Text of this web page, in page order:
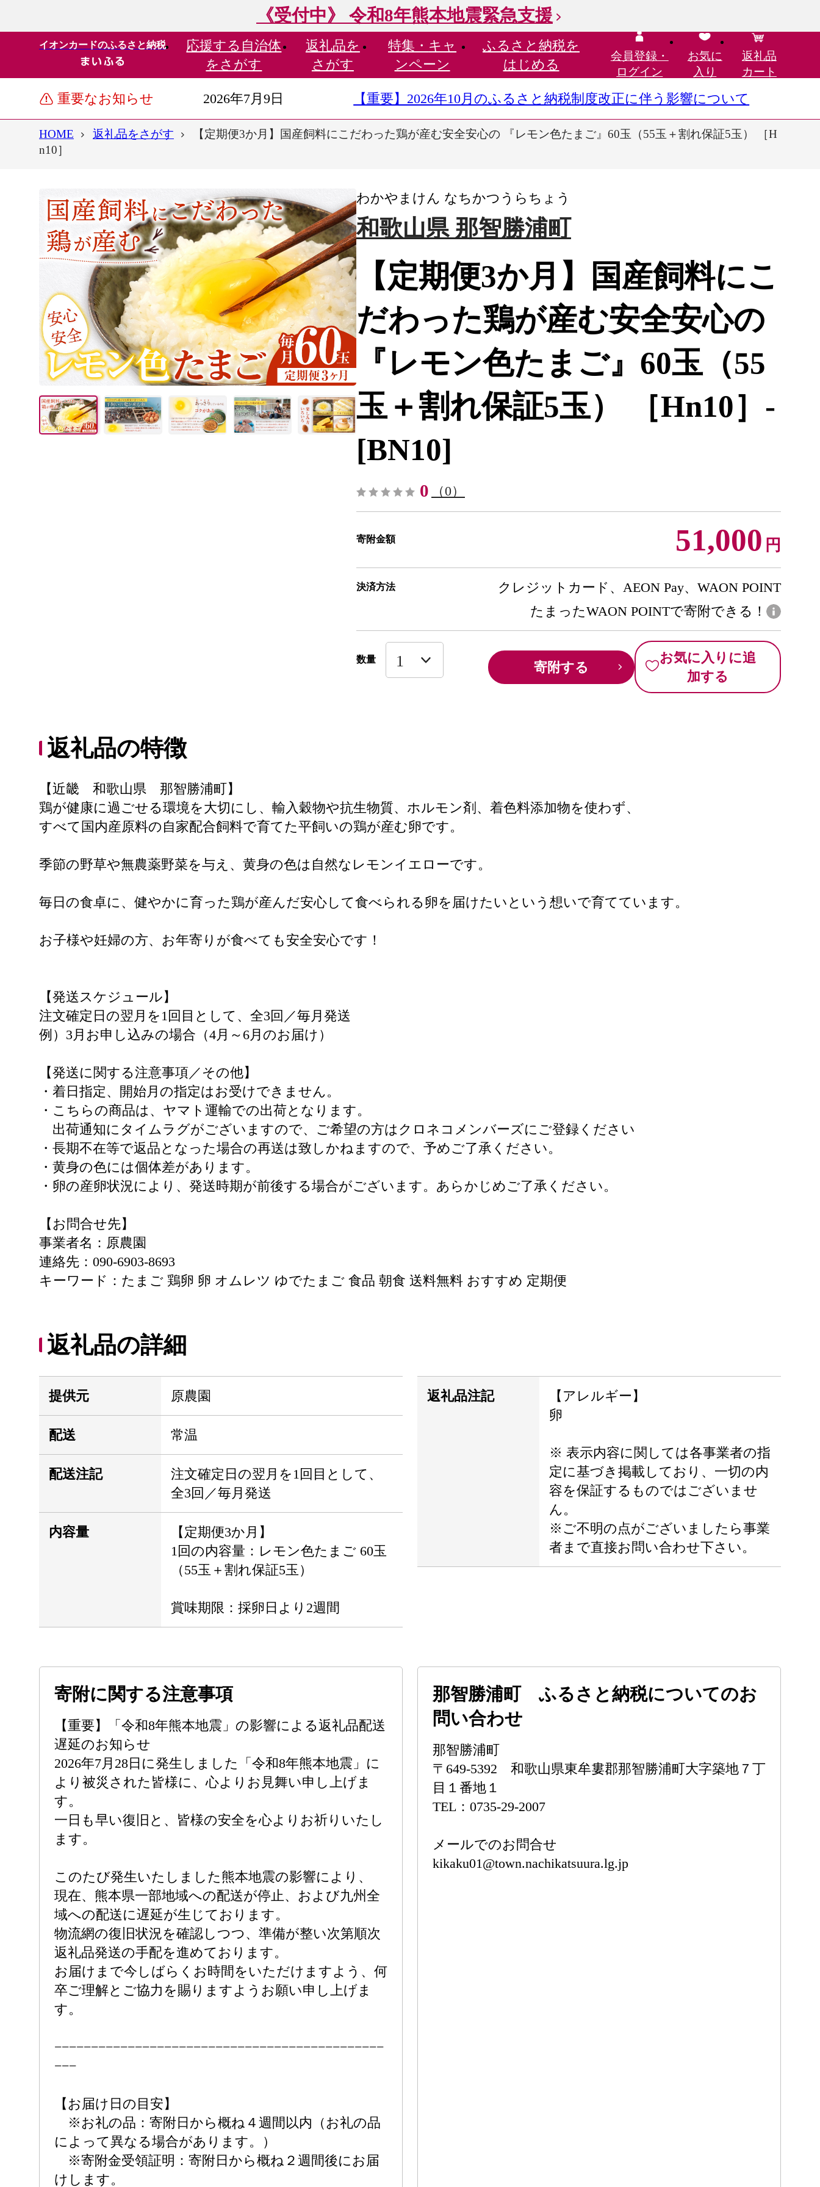
《受付中》 令和8年熊本地震緊急支援
イオンカードのふるさと納税 応援する 自治体
をさがす
返礼品を
さがす
特集・ キャ
ンペーン
ふるさと納税を
はじめる
会員登録・
ログイン
お気に
入り
返礼品
カート
重要なお知らせ 2026年7月9日 【重要】2026年10月のふるさと納税制度改正に伴う影響について
HOME 返礼品をさがす
【定期便3か月】国産飼料にこだわった鶏が産む安全安心の 『レモン色たまご』60玉（55玉＋割れ保証5玉） ［H
n10］
わかやまけん なちかつうらちょう
和歌山県 那智勝浦町
【定期便3か月】国産飼料にこ
だわった鶏が産む安全安心の
『レモン色たまご』60玉（55
玉＋割れ保証5玉） ［Hn10］-
[BN10]
0 （0）
寄附金額 51,000 円
決済方法
クレジットカード、AEON Pay、WAON POINT
たまったWAON POINTで寄附できる！
数量 寄附する
お気に入りに追
加する
返礼品の特徴
【近畿 和歌山県 那智勝浦町】
鶏が健康に過ごせる環境を大切にし、輸入穀物や抗生物質、ホルモン剤、着色料添加物を使わず、
すべて国内産原料の自家配合飼料で育てた平飼いの鶏が産む卵です。
季節の野草や無農薬野菜を与え、黄身の色は自然なレモンイエローです。
毎日の食卓に、健やかに育った鶏が産んだ安心して食べられる卵を届けたいという想いで育てています。
お子様や妊婦の方、お年寄りが食べても安全安心です！
【発送スケジュール】
注文確定日の翌月を1回目として、全3回／毎月発送
例）3月お申し込みの場合（4月～6月のお届け）
【発送に関する注意事項／その他】
・着日指定、開始月の指定はお受けできません。
・こちらの商品は、ヤマト運輸での出荷となります。
出荷通知にタイムラグがございますので、ご希望の方はクロネコメンバーズにご登録ください
・長期不在等で返品となった場合の再送は致しかねますので、予めご了承ください。
・黄身の色には個体差があります。
・卵の産卵状況により、発送時期が前後する場合がございます。あらかじめご了承ください。
【お問合せ先】
事業者名：原農園
連絡先：090-6903-8693
キーワード：たまご 鶏卵 卵 オムレツ ゆでたまご 食品 朝食 送料無料 おすすめ 定期便
返礼品の詳細
提供元 原農園
配送 常温
配送注記
注文確定日の翌月を1回目として、
全3回／毎月発送
内容量
【定期便3か月】
1回の内容量：レモン色たまご 60玉
（55玉＋割れ保証5玉）
賞味期限：採卵日より2週間
返礼品注記
【アレルギー】
卵
※ 表示内容に関しては各事業者の指
定に基づき掲載しており、一切の内
容を保証するものではございませ
ん。
※ご不明の点がございましたら事業
者まで直接お問い合わせ下さい。
寄附に関する注意事項
【重要】「令和8年熊本地震」の影響による返礼品配送
遅延のお知らせ
2026年7月28日に発生しました「令和8年熊本地震」に
より被災された皆様に、心よりお見舞い申し上げま
す。
一日も早い復旧と、皆様の安全を心よりお祈りいたし
ます。
このたび発生いたしました熊本地震の影響により、
現在、熊本県一部地域への配送が停止、および九州全
域への配送に遅延が生じております。
物流網の復旧状況を確認しつつ、準備が整い次第順次
返礼品発送の手配を進めております。
お届けまで今しばらくお時間をいただけますよう、何
卒ご理解とご協力を賜りますようお願い申し上げま
す。
−−−−−−−−−−−−−−−−−−−−−−−−−−−−−−−−−−−−−−−−−−−−−
−−−
【お届け日の目安】
※お礼の品：寄附日から概ね４週間以内（お礼の品
によって異なる場合があります。）
※寄附金受領証明：寄附日から概ね２週間後にお届
けします。
那智勝浦町 ふるさと納税についてのお
問い合わせ
那智勝浦町
〒649-5392 和歌山県東牟婁郡那智勝浦町大字築地７丁
目１番地１
TEL：0735-29-2007
メールでのお問合せ
kikaku01@town.nachikatsuura.lg.jp